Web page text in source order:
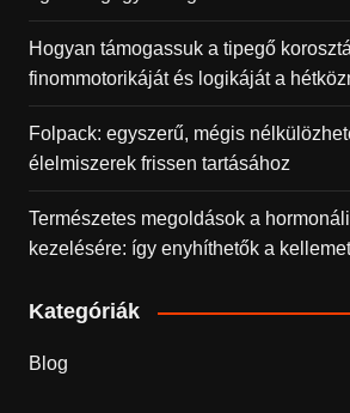
Hogyan támogassuk a tipegő
finommotorikáját és logikáját a
Folpack: egyszerű, mégis
élelmiszerek frissen tartásához
Természetes megoldások a
kezelésére: így enyhíthetők a
Kategóriák
Blog